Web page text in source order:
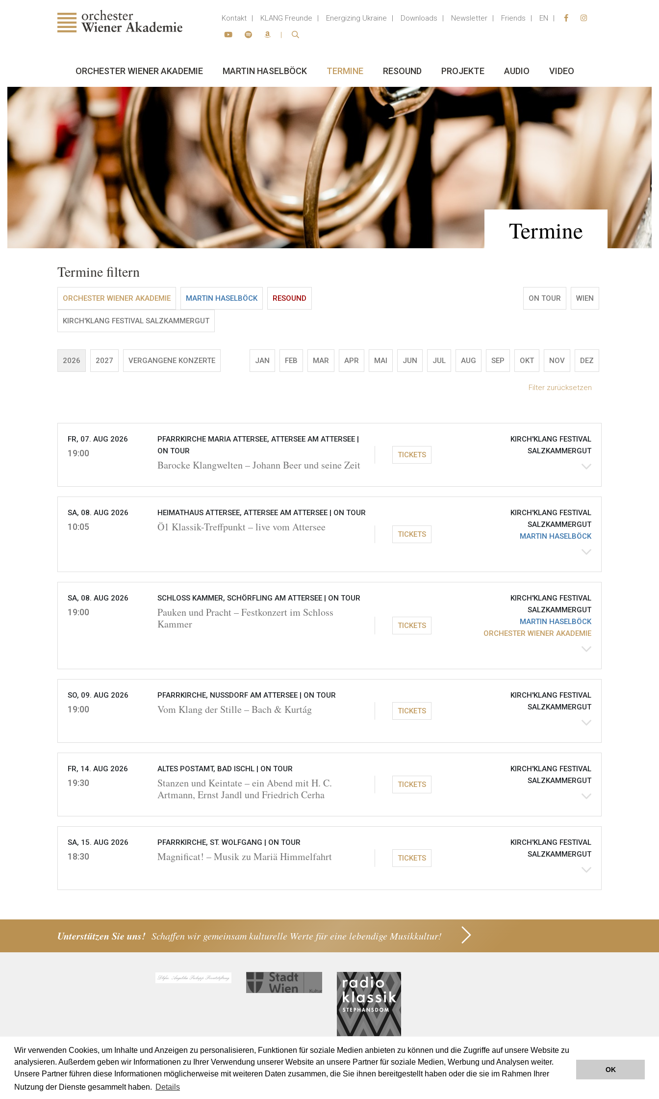
Wir verwenden Cookies, um Inhalte und Anzeigen zu personalisieren, Funktionen für soziale Medien anbieten zu können und die Zugriffe auf unsere Website zu
analysieren. Außerdem geben wir Informationen zu Ihrer Verwendung unserer Website an unsere Partner für soziale Medien, Werbung und Analysen weiter.
Unsere Partner führen diese Informationen möglicherweise mit weiteren Daten zusammen, die Sie ihnen bereitgestellt haben oder die sie im Rahmen Ihrer
Nutzung der Dienste gesammelt haben. Details
OK
Kontakt KLANG Freunde Energizing Ukraine Downloads Newsletter Friends EN
ORCHESTER WIENER AKADEMIE MARTIN HASELBÖCK TERMINE RESOUND PROJEKTE AUDIO VIDEO
Termine
Termine filtern
ORCHESTER WIENER AKADEMIE MARTIN HASELBÖCK RESOUND
KIRCH'KLANG FESTIVAL SALZKAMMERGUT
ON TOUR WIEN
2026 2027 VERGANGENE KONZERTE JAN FEB MAR APR MAI JUN JUL AUG SEP OKT NOV DEZ
Filter zurücksetzen
FR, 07. AUG 2026
19:00
PFARRKIRCHE MARIA ATTERSEE, ATTERSEE AM ATTERSEE |
ON TOUR
Barocke Klangwelten – Johann Beer und seine Zeit
TICKETS
KIRCH'KLANG FESTIVAL
SALZKAMMERGUT
SA, 08. AUG 2026
10:05
HEIMATHAUS ATTERSEE, ATTERSEE AM ATTERSEE | ON TOUR
Ö1 Klassik-Treffpunkt – live vom Attersee
TICKETS
KIRCH'KLANG FESTIVAL
SALZKAMMERGUT
MARTIN HASELBÖCK
SA, 08. AUG 2026
19:00
SCHLOSS KAMMER, SCHÖRFLING AM ATTERSEE | ON TOUR
Pauken und Pracht – Festkonzert im Schloss
Kammer
TICKETS
KIRCH'KLANG FESTIVAL
SALZKAMMERGUT
MARTIN HASELBÖCK
ORCHESTER WIENER AKADEMIE
SO, 09. AUG 2026
19:00
PFARRKIRCHE, NUSSDORF AM ATTERSEE | ON TOUR
Vom Klang der Stille – Bach & Kurtág TICKETS
KIRCH'KLANG FESTIVAL
SALZKAMMERGUT
FR, 14. AUG 2026
19:30
ALTES POSTAMT, BAD ISCHL | ON TOUR
Stanzen und Keintate – ein Abend mit H. C.
Artmann, Ernst Jandl und Friedrich Cerha
TICKETS
KIRCH'KLANG FESTIVAL
SALZKAMMERGUT
SA, 15. AUG 2026
18:30
PFARRKIRCHE, ST. WOLFGANG | ON TOUR
Magnificat! – Musik zu Mariä Himmelfahrt TICKETS
KIRCH'KLANG FESTIVAL
SALZKAMMERGUT
Unterstützen Sie uns! Schaffen wir gemeinsam kulturelle Werte für eine lebendige Musikkultur!
© 2019 Orchester Wiener Akademie -Impressum AGB Datenschutz